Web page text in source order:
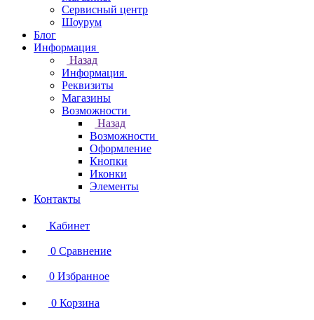
Сервисный центр
Шоурум
Блог
Информация
Назад
Информация
Реквизиты
Магазины
Возможности
Назад
Возможности
Оформление
Кнопки
Иконки
Элементы
Контакты
Кабинет
0 Сравнение
0 Избранное
0 Корзина